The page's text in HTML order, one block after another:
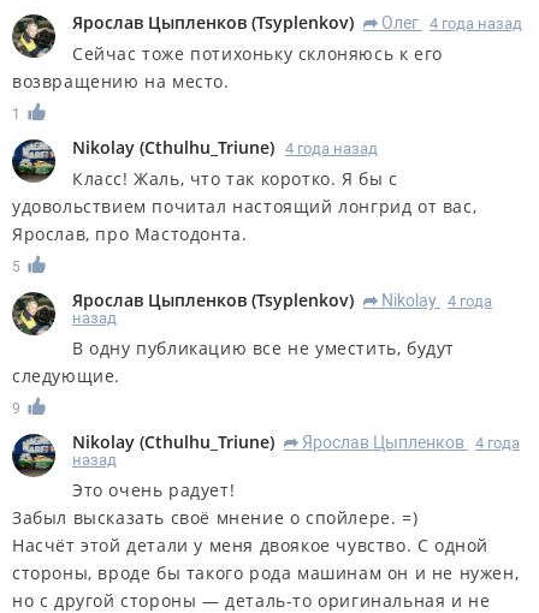
Ярослав Цыпленков (Tsyplenkov) R Олег 4 года назад
Сейчас тоже потихоньку склоняюсь к его
возвращению на место.
1
Nikolay (Cthulhu_Triune) 4 года назад
Класс! Жаль, что так коротко. Я бы с
удовольствием почитал настоящий лонгрид от вас,
Ярослав, про Мастодонта.
5
Ярослав Цыпленков (Tsyplenkov) R Nikolay 4 года
назад
В одну публикацию все не уместить, будут
следующие.
9
Nikolay (Cthulhu_Triune) R Ярослав Цыпленков
4 года
назад
Это очень радует!
Забыл высказать своё мнение о спойлере. =)
Насчёт этой детали у меня двоякое чувство. С одной
стороны, вроде бы такого рода машинам он и не нужен,
но с другой стороны — деталь-то оригинальная и не